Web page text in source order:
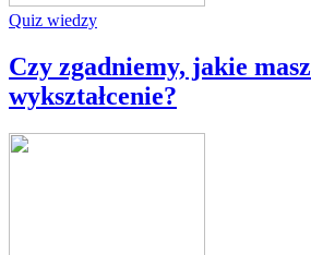
Quiz wiedzy
Czy zgadniemy, jakie masz
wykształcenie?